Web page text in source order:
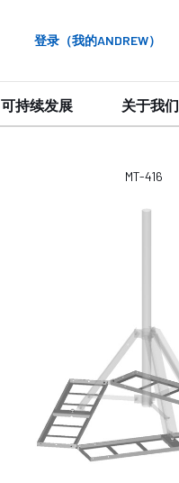
登录（我的ANDREW）
可持续发展 关于我们
MT-416